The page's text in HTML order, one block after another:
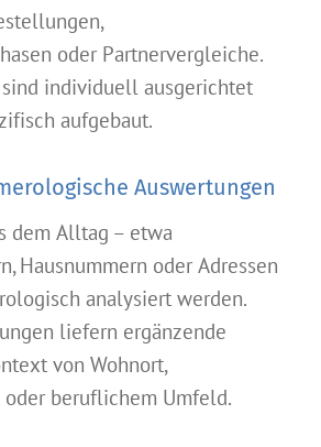
oder Partnervergleiche.
individuell ausgerichtet
aufgebaut.
Auswertungen
dem Alltag – etwa
Hausnummern oder Adressen
analysiert werden.
liefern ergänzende
von Wohnort,
beruflichem Umfeld.